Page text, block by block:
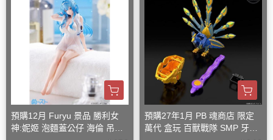
預購12月 Furyu 景品 勝利女
神:妮姬 泡麵蓋公仔 海倫 吊帶
預購27年1月 PB 魂商店 限定
萬代 盒玩 百獸戰隊 SMP 牙吠